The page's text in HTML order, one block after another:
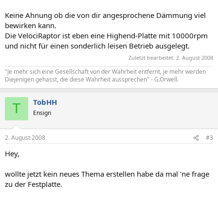
Keine Ahnung ob die von dir angesprochene Dämmung viel
bewirken kann.
Die VelociRaptor ist eben eine Highend-Platte mit 10000rpm
und nicht für einen sonderlich leisen Betrieb ausgelegt.
Zuletzt bearbeitet: 2. August 2008
"Je mehr sich eine Gesellschaft von der Wahrheit entfernt, je mehr werden
Diejenigen gehasst, die diese Wahrheit aussprechen" - G.Orwell.
T TobHH
Ensign
2. August 2008 #3
Hey,
wollte jetzt kein neues Thema erstellen habe da mal 'ne frage
zu der Festplatte.